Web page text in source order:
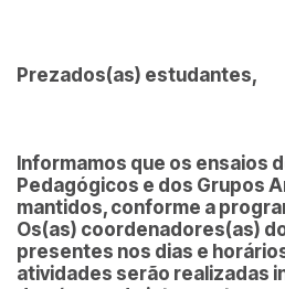
Prezados(as) estudantes,
Informamos que os ensaios
Pedagógicos e dos Grupos
mantidos, conforme a
Os(as) coordenadores(as)
presentes nos dias e
atividades serão realizadas